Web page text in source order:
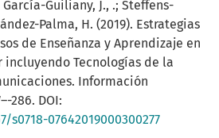
García-Guiliany, J., .; Steffens-
Palma, H. (2019). Estrategias
de Enseñanza y Aprendizaje en
incluyendo Tecnologías de la
Información
286. DOI:
07642019000300277